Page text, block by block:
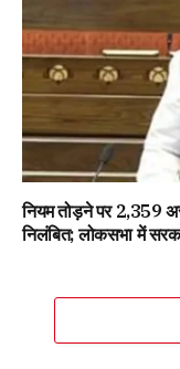
नियम तोड़ने पर 2,359
निलंबित; लोकसभा में